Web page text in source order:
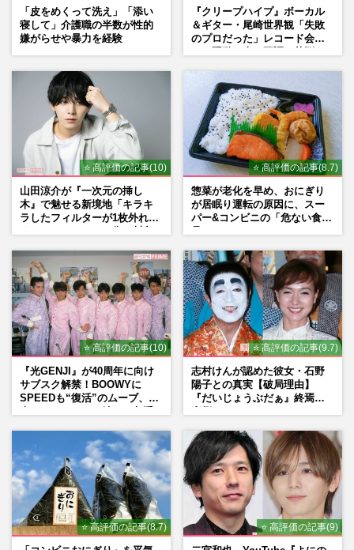
「皮をめくって洗え」「添い
寝して」介護職の半数が性的
嫌がらせや暴力を経験
『クリープハイプ』ボーカル
＆ギター・尾崎世界観「失敗
のプロだった」レコード会社
⭐ 高評価の記事(10)
山田涼介が『一次元の挿し
木』で魅せる新境地「キラキ
ラしたフィルターが1枚外れて
⭐ 高評価の記事(8.7)
惣菜が老化を早め、おにぎり
が居眠り運転の原因に、スー
パー&コンビニの「危ない食
⭐ 高評価の記事(10)
『光GENJI』が40周年に向け
サブスク解禁！BOOWYに
SPEEDも“復活”のムーブ、本
⭐ 高評価の記事(9.7)
志村けんが認めた彼女・石野
陽子との真実【破局理由】
『だいじょうぶだぁ』終焉の
⭐ 高評価の記事(8.7) ⭐ 高評価の記事(9)